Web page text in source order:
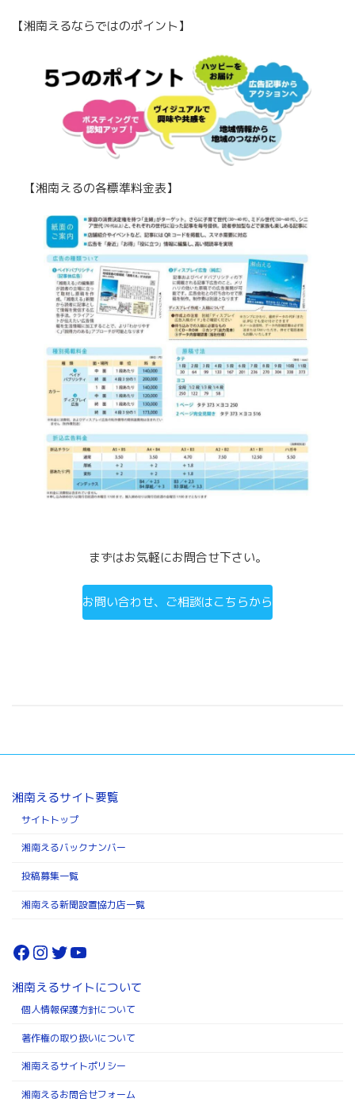
【湘南えるならではのポイント】
【湘南えるの各標準料金表】
まずはお気軽にお問合せ下さい。
お問い合わせ、ご相談はこちらから
湘南えるサイト要覧
サイトトップ
湘南えるバックナンバー
投稿募集一覧
湘南える新聞設置協力店一覧
Facebook
Instagram
Twitter
YouTube
湘南えるサイトについて
個人情報保護方針について
著作権の取り扱いについて
湘南えるサイトポリシー
湘南えるお問合せフォーム